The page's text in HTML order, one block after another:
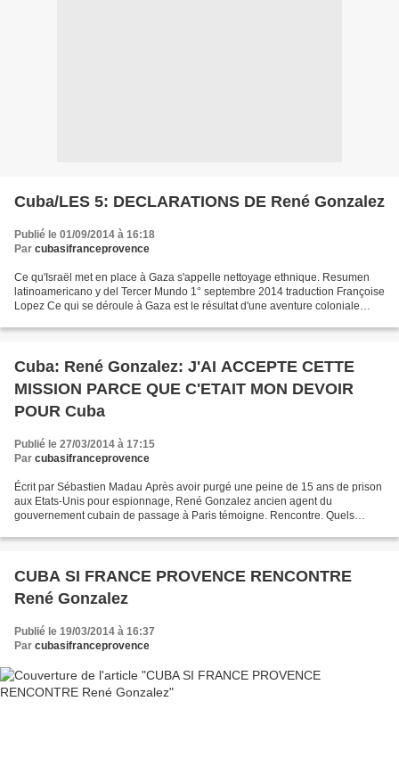
Cuba/LES 5: DECLARATIONS DE René Gonzalez
Publié le 01/09/2014 à 16:18
Par cubasifranceprovence
Ce qu'Israël met en place à Gaza s'appelle nettoyage ethnique. Resumen
latinoamericano y del Tercer Mundo 1° septembre 2014 traduction Françoise
Lopez Ce qui se déroule à Gaza est le résultat d'une aventure coloniale
Cuba: René Gonzalez: J'AI ACCEPTE CETTE
MISSION PARCE QUE C'ETAIT MON DEVOIR
POUR Cuba
Publié le 27/03/2014 à 17:15
Par cubasifranceprovence
Écrit par Sébastien Madau Après avoir purgé une peine de 15 ans de prison
aux Etats-Unis pour espionnage, René Gonzalez ancien agent du
gouvernement cubain de passage à Paris témoigne. Rencontre. Quels
CUBA SI FRANCE PROVENCE RENCONTRE
René Gonzalez
Publié le 19/03/2014 à 16:37
Par cubasifranceprovence